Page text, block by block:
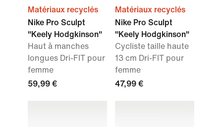
Matériaux recyclés
Nike Pro Sculpt
"Keely Hodgkinson"
Haut à manches
longues Dri-FIT pour
femme
59,99 €
Matériaux recyclés
Nike Pro Sculpt
"Keely Hodgkinson"
Cycliste taille haute
13 cm Dri-FIT pour
femme
47,99 €